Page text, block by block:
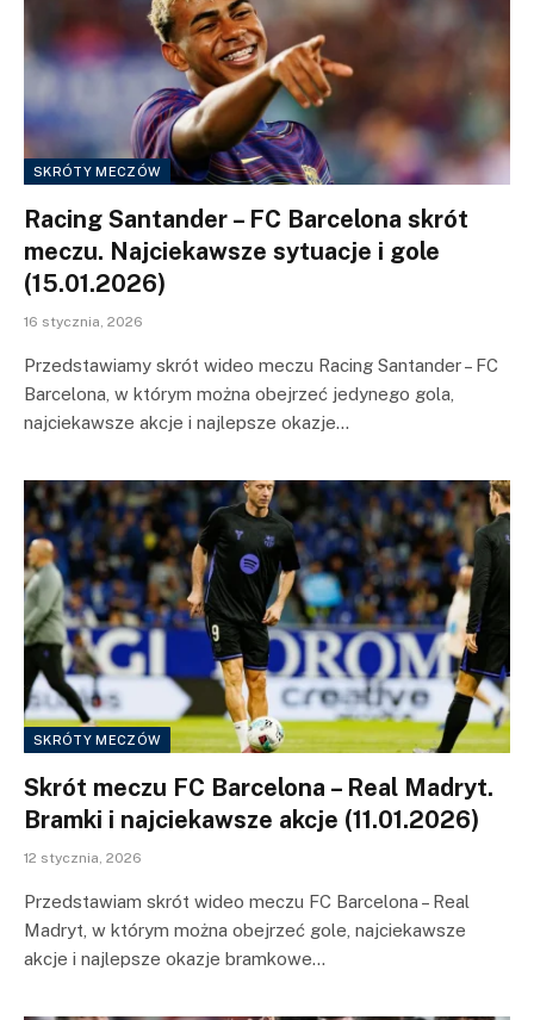
SKRÓTY MECZÓW
Racing Santander – FC Barcelona skrót
meczu. Najciekawsze sytuacje i gole
(15.01.2026)
16 stycznia, 2026
Przedstawiamy skrót wideo meczu Racing Santander – FC
Barcelona, w którym można obejrzeć jedynego gola,
najciekawsze akcje i najlepsze okazje…
SKRÓTY MECZÓW
Skrót meczu FC Barcelona – Real Madryt.
Bramki i najciekawsze akcje (11.01.2026)
12 stycznia, 2026
Przedstawiam skrót wideo meczu FC Barcelona – Real
Madryt, w którym można obejrzeć gole, najciekawsze
akcje i najlepsze okazje bramkowe…